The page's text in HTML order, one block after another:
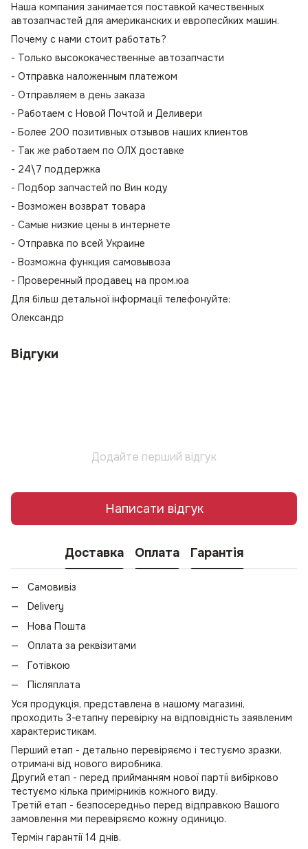
Наша компания занимается поставкой качественных
автозапчастей для американских и европесйких машин.
Почему с нами стоит работать?
- Только высококачественные автозапчасти
- Отправка наложенным платежом
- Отправляем в день заказа
- Работаем с Новой Почтой и Деливери
- Более 200 позитивных отзывов наших клиентов
- Так же работаем по ОЛХ доставке
- 24\7 поддержка
- Подбор запчастей по Вин коду
- Возможен возврат товара
- Самые низкие цены в интернете
- Отправка по всей Украине
- Возможна функция самовывоза
- Проверенный продавец на пром.юа
Для більш детальної інформації телефонуйте:
Олександр
Відгуки
Додайте перший відгук
Написати відгук
Доставка Оплата Гарантія
Самовивіз
Delivery
Нова Пошта
Оплата за реквізитами
Готівкою
Післяплата
Уся продукція, представлена в нашому магазині,
проходить 3-етапну перевірку на відповідність заявленим
характеристикам.
Перший етап - детально перевіряємо і тестуємо зразки,
отримані від нового виробника.
Другий етап - перед прийманням нової партії вибірково
тестуємо кілька примірників кожного виду.
Третій етап - безпосередньо перед відправкою Вашого
замовлення ми перевіряємо кожну одиницю.
Термін гарантії 14 днів.